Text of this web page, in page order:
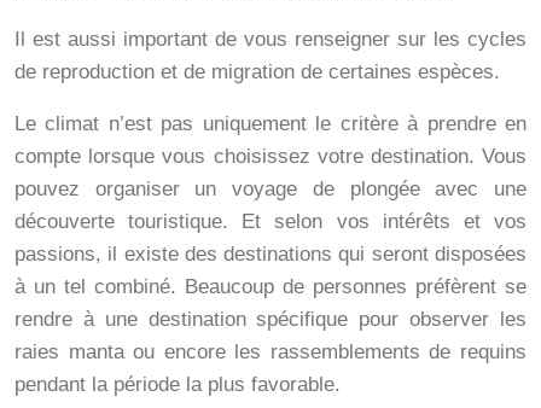
Il est aussi important de vous renseigner sur les cycles
de reproduction et de migration de certaines espèces.
Le climat n’est pas uniquement le critère à prendre en
compte lorsque vous choisissez votre destination. Vous
pouvez organiser un voyage de plongée avec une
découverte touristique. Et selon vos intérêts et vos
passions, il existe des destinations qui seront disposées
à un tel combiné. Beaucoup de personnes préfèrent se
rendre à une destination spécifique pour observer les
raies manta ou encore les rassemblements de requins
pendant la période la plus favorable.